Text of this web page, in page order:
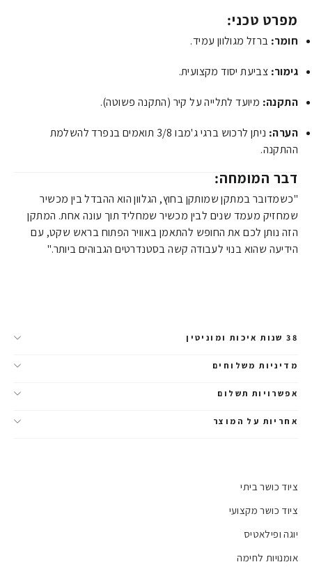
מפרט טכני:
חומר: ברזל מגולוון עמיד.
גימור: צביעת יסוד מקצועית.
התקנה: מיועד לתלייה על קיר (התקנה פשוטה).
הערה:
ניתן לרכוש ברגי ג'מבו 3/8 תואמים בנפרד להשלמת
ההתקנה.
דבר המומחה:
"כשמדובר במתקן שמותקן בחוץ, הגלוון הוא ההבדל בין מכשיר
שמחזיק מעמד שנים לבין מכשיר שמחליד תוך עונה אחת. המתקן
הזה נותן לכם את החופש להתאמן באוויר הפתוח בראש שקט, עם
הידיעה שהוא בנוי לעבודה קשה בסטנדרטים הגבוהים ביותר."
38 שנות איכות ומוניטין
מדיניות משלוחים
אפשרויות תשלום
אחריות על המוצר
ציוד כושר ביתי
ציוד כושר מקצועי
יוגה ופילאטיס
אומנויות לחימה